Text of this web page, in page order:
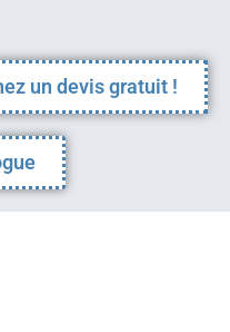
un devis gratuit !